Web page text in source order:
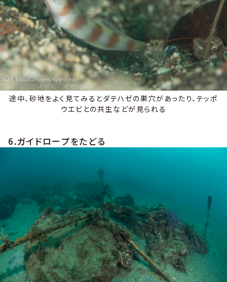
途中、砂地をよく見てみるとダテハゼの巣穴があったり、テッポ
ウエビとの共生などが見られる
6.ガイドロープをたどる